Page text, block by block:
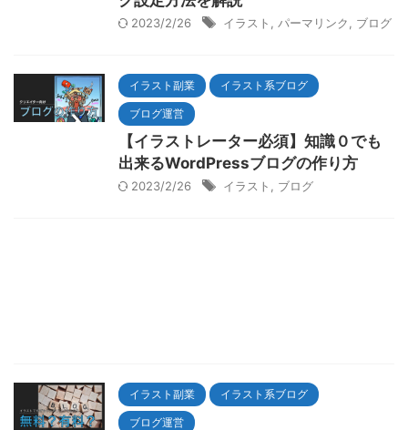
2023/2/26 イラスト パーマリンク ブログ
イラスト副業 イラスト系ブログ
ブログ運営
【イラストレーター必須】知識０でも
出来るWordPressブログの作り方
2023/2/26 イラスト ブログ
イラスト副業 イラスト系ブログ
ブログ運営